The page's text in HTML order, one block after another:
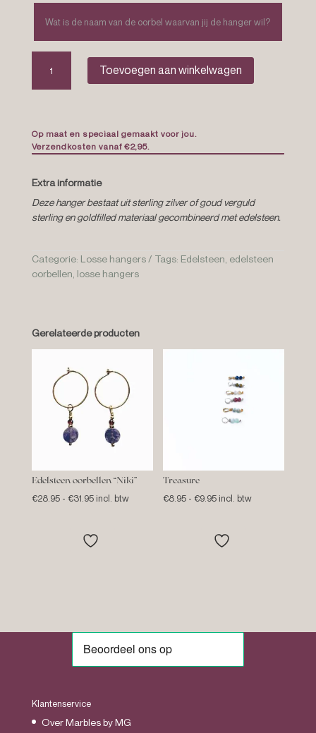
oorbelhangers
eigen
Toevoegen aan winkelwagen
Op maat en speciaal gemaakt voor jou.
Verzendkosten vanaf €2,95.
Extra informatie
Deze hanger bestaat uit sterling zilver of goud verguld
sterling en goldfilled materiaal gecombineerd met edelsteen.
Categorie: Losse hangers Tags: Edelsteen edelsteen
oorbellen losse hangers
Gerelateerde producten
Edelsteen oorbellen “Niki”
€28.95 - €31.95Prijsklasse:
tot
incl. btw
Treasure
€8.95 - €9.95Prijsklasse:
tot
incl. btw
Klantenservice
Over Marbles by MG